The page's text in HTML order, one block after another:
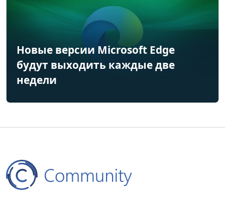
Новые версии Microsoft Edge
будут выходить каждые две
недели